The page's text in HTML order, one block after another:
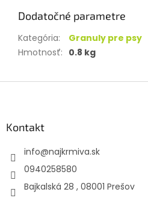
Dodatočné parametre
Kategória:
Granuly pre psy
Hmotnosť: 0.8 kg
Kontakt
info@najkrmiva.sk
0940258580
Bajkalská 28 , 08001 Prešov